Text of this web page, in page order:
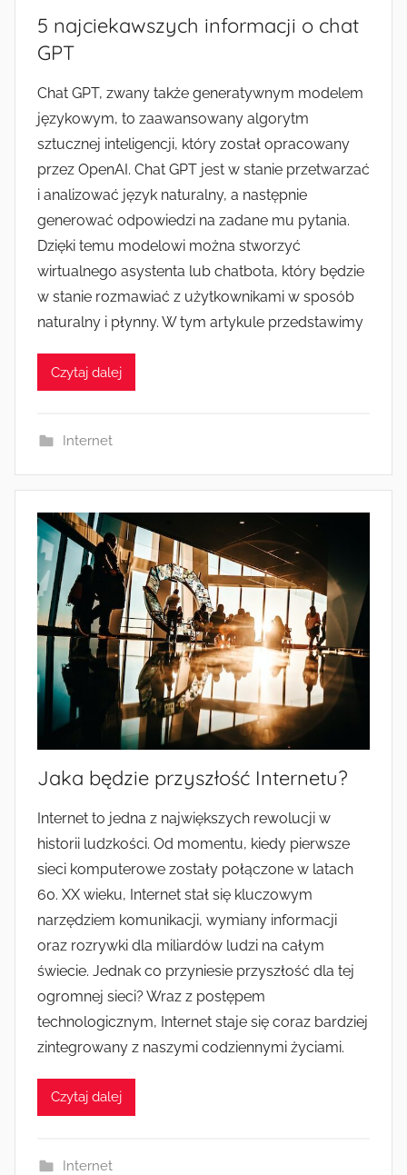
5 najciekawszych informacji o chat
GPT
Chat GPT, zwany także generatywnym modelem
językowym, to zaawansowany algorytm
sztucznej inteligencji, który został opracowany
przez OpenAI. Chat GPT jest w stanie przetwarzać
i analizować język naturalny, a następnie
generować odpowiedzi na zadane mu pytania.
Dzięki temu modelowi można stworzyć
wirtualnego asystenta lub chatbota, który będzie
w stanie rozmawiać z użytkownikami w sposób
naturalny i płynny. W tym artykule przedstawimy
Czytaj dalej
Internet
Jaka będzie przyszłość Internetu?
Internet to jedna z największych rewolucji w
historii ludzkości. Od momentu, kiedy pierwsze
sieci komputerowe zostały połączone w latach
60. XX wieku, Internet stał się kluczowym
narzędziem komunikacji, wymiany informacji
oraz rozrywki dla miliardów ludzi na całym
świecie. Jednak co przyniesie przyszłość dla tej
ogromnej sieci? Wraz z postępem
technologicznym, Internet staje się coraz bardziej
zintegrowany z naszymi codziennymi życiami.
Czytaj dalej
Internet